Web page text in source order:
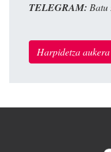
TELEGRAM: Batu
Harpidetza